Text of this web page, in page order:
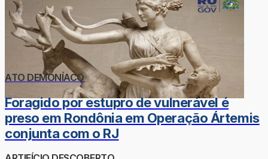
ATO DEMONÍACO
Foragido por estupro de vulnerável é
preso em Rondônia em Operação Ártemis
conjunta com o RJ